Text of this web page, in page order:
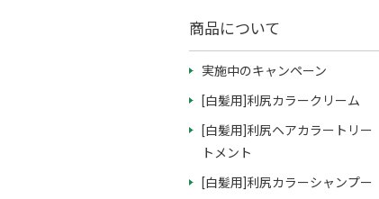
商品について
実施中のキャンペーン
[白髪用]利尻カラークリーム
[白髪用]利尻ヘアカラートリー
トメント
[白髪用]利尻カラーシャンプー